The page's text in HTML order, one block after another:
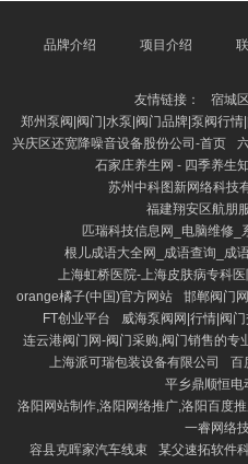
等多个姿色，提供万般化的
盒、挂牵相册等，让主东
品牌介绍 项目介绍
友情链接：
宿城
郑州泵阀|阀门|水泵|阀门品牌|泵阀行情
兴庆区还宽降噪音设备股份公司-首页
石家庄养生网 - 四季养生
苏州中科图新网络科技
福建翔安区航朋
匹瑞科技信息网_电脑维修_
根儿成语大全网_成语查询_成
上海虹桥医院-上海皮肤病专科
orange橘子(中国)官方网站
邯郸阀门
FT创业平台
威海泵阀网|行情|阀
连云港阀门网-阀门采购,阀门销售的专
上海派可瑞包装设备有限公司
百
平乡鼎顺恒电
洛阳网站制作,洛阳网络推广,洛阳百度
一睿网络
容县克晖家汽车线束
某父速拓软件